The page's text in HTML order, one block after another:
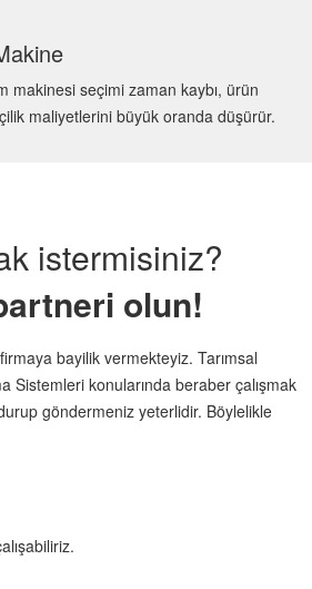
makinesi seçimi zaman kaybı, ürün
maliyetlerini büyük oranda düşürür.
istermisiniz?
olun!
bayilik vermekteyiz. Tarımsal
Sistemleri konularında beraber çalışmak
göndermeniz yeterlidir. Böylelikle